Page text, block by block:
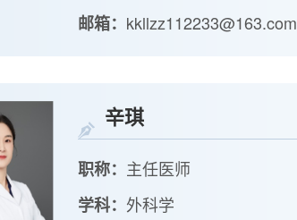
邮箱： kkllzz112233@163.com
辛琪
职称： 主任医师
学科： 外科学